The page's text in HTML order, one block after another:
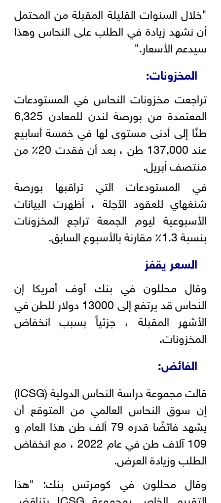
"خلال السنوات القليلة المقبلة من المحتمل
أن نشهد زيادة في الطلب على النحاس وهذا
سيدعم الأسعار."
المخزونات:
تراجعت مخزونات النحاس في المستودعات
المعتمدة من بورصة لندن للمعادن 6,325
طنًا إلى أدنى مستوى لها في خمسة أسابيع
عند 137,000 طن ، بعد أن فقدت 20٪ من
منتصف أبريل.
في المستودعات التي تراقبها بورصة
شنغهاي للعقود الآجلة ، أظهرت البيانات
الأسبوعية ليوم الجمعة تراجع المخزونات
بنسبة 1.3٪ مقارنة بالأسبوع السابق.
السعر يقفز
وقال محللون في بنك أوف أمريكا إن
النحاس قد يرتفع إلى 13000 دولار للطن في
الأشهر المقبلة ، جزئياً بسبب انخفاض
المخزونات.
الفائض:
قالت مجموعة دراسة النحاس الدولية (ICSG)
إن سوق النحاس العالمي من المتوقع أن
يشهد فائضًا قدره 79 ألف طن هذا العام و
109 آلاف طن في عام 2022 ، مع انخفاض
الطلب وزيادة العرض.
وقال محللون في كومرتس بنك: "هذا
التقييم الخاص بمجموعة ICSG يتناقض